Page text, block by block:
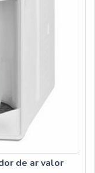
de ar valor